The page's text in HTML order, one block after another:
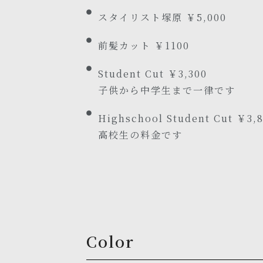
スタイリスト塚原 ￥5,000 ​
前髪カット ￥1100
Student Cut ￥3,300
子供から中学生まで一律です
Highschool Student Cut ￥
高校生の料金です
Color